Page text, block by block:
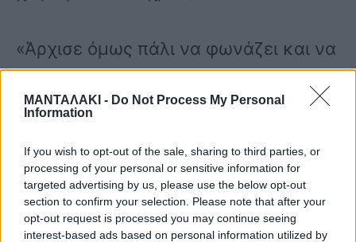
ΜΑΝΤΑΛΑΚΙ - Do Not Process My Personal
Information
If you wish to opt-out of the sale, sharing to third parties, or
processing of your personal or sensitive information for
targeted advertising by us, please use the below opt-out
section to confirm your selection. Please note that after your
opt-out request is processed you may continue seeing
interest-based ads based on personal information utilized by
«Άρχισε όμως πάλι να φωνάζει και να
ζητούσε να τον σκοτώσω . Του ζήτησα
στη φασαρία, με χτύπησε με το χέρι
στο πρόσωπο, με αποτέλεσμα να
ανοίξει το πάνω χείλος μου και να